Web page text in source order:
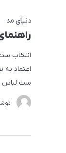
دنیای مد
انتخاب
اعتماد به
ست لباس